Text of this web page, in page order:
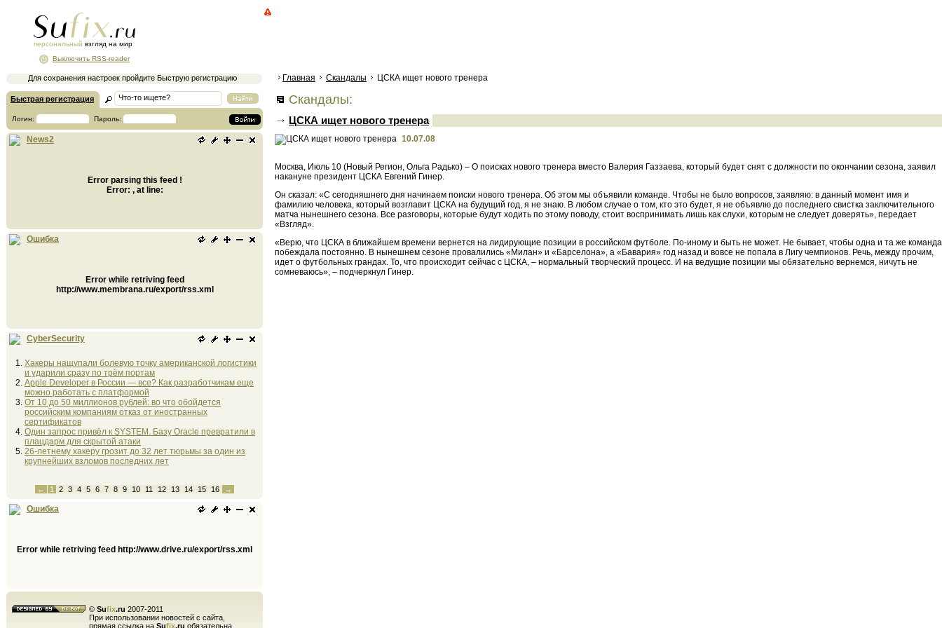
персональный взгляд на мир
Для сохранения настроек пройдите Быструю регистрацию
Выключить RSS-reader
Быстрая регистрация
Логин: Пароль:
News2
Error parsing this feed !
Error: , at line:
Ошибка
Error while retriving feed
http://www.membrana.ru/export/rss.xml
CyberSecurity
Хакеры нащупали болевую точку американской логистики
и ударили сразу по трём портам
Apple Developer в России — все? Как разработчикам еще
можно работать с платформой
От 10 до 50 миллионов рублей: во что обойдется
российским компаниям отказ от иностранных
сертификатов
Один запрос привёл к SYSTEM. Базу Oracle превратили в
плацдарм для скрытой атаки
26-летнему хакеру грозит до 32 лет тюрьмы за один из
крупнейших взломов последних лет
← 1 2 3 4 5 6 7 8 9 10 11 12 13 14 15 16 →
Ошибка
Error while retriving feed http://www.drive.ru/export/rss.xml
© Sufix.ru 2007-2011
При использовании новостей с сайта,
прямая ссылка на Sufix.ru обязательна
Главная Скандалы ЦСКА ищет нового тренера
Скандалы:
ЦСКА ищет нового тренера
10.07.08
Москва, Июль 10 (Новый Регион, Ольга Радько) – О поисках нового тренера вместо Валерия Газзаева, который будет снят с должности по окончании сезона, заявил
накануне президент ЦСКА Евгений Гинер.
Он сказал: «С сегодняшнего дня начинаем поиски нового тренера. Об этом мы объявили команде. Чтобы не было вопросов, заявляю: в данный момент имя и
фамилию человека, который возглавит ЦСКА на будущий год, я не знаю. В любом случае о том, кто это будет, я не объявлю до последнего свистка заключительного
матча нынешнего сезона. Все разговоры, которые будут ходить по этому поводу, стоит воспринимать лишь как слухи, которым не следует доверять», передает
«Взгляд».
«Верю, что ЦСКА в ближайшем времени вернется на лидирующие позиции в российском футболе. По-иному и быть не может. Не бывает, чтобы одна и та же команда
побеждала постоянно. В нынешнем сезоне провалились «Милан» и «Барселона», а «Бавария» год назад и вовсе не попала в Лигу чемпионов. Речь, между прочим,
идет о футбольных грандах. То, что происходит сейчас с ЦСКА, – нормальный творческий процесс. И на ведущие позиции мы обязательно вернемся, ничуть не
сомневаюсь», – подчеркнул Гинер.